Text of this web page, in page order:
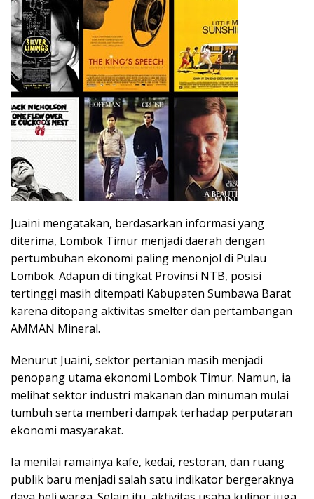
Juaini mengatakan, berdasarkan informasi yang
diterima, Lombok Timur menjadi daerah dengan
pertumbuhan ekonomi paling menonjol di Pulau
Lombok. Adapun di tingkat Provinsi NTB, posisi
tertinggi masih ditempati Kabupaten Sumbawa Barat
karena ditopang aktivitas smelter dan pertambangan
AMMAN Mineral.
Menurut Juaini, sektor pertanian masih menjadi
penopang utama ekonomi Lombok Timur. Namun, ia
melihat sektor industri makanan dan minuman mulai
tumbuh serta memberi dampak terhadap perputaran
ekonomi masyarakat.
Ia menilai ramainya kafe, kedai, restoran, dan ruang
publik baru menjadi salah satu indikator bergeraknya